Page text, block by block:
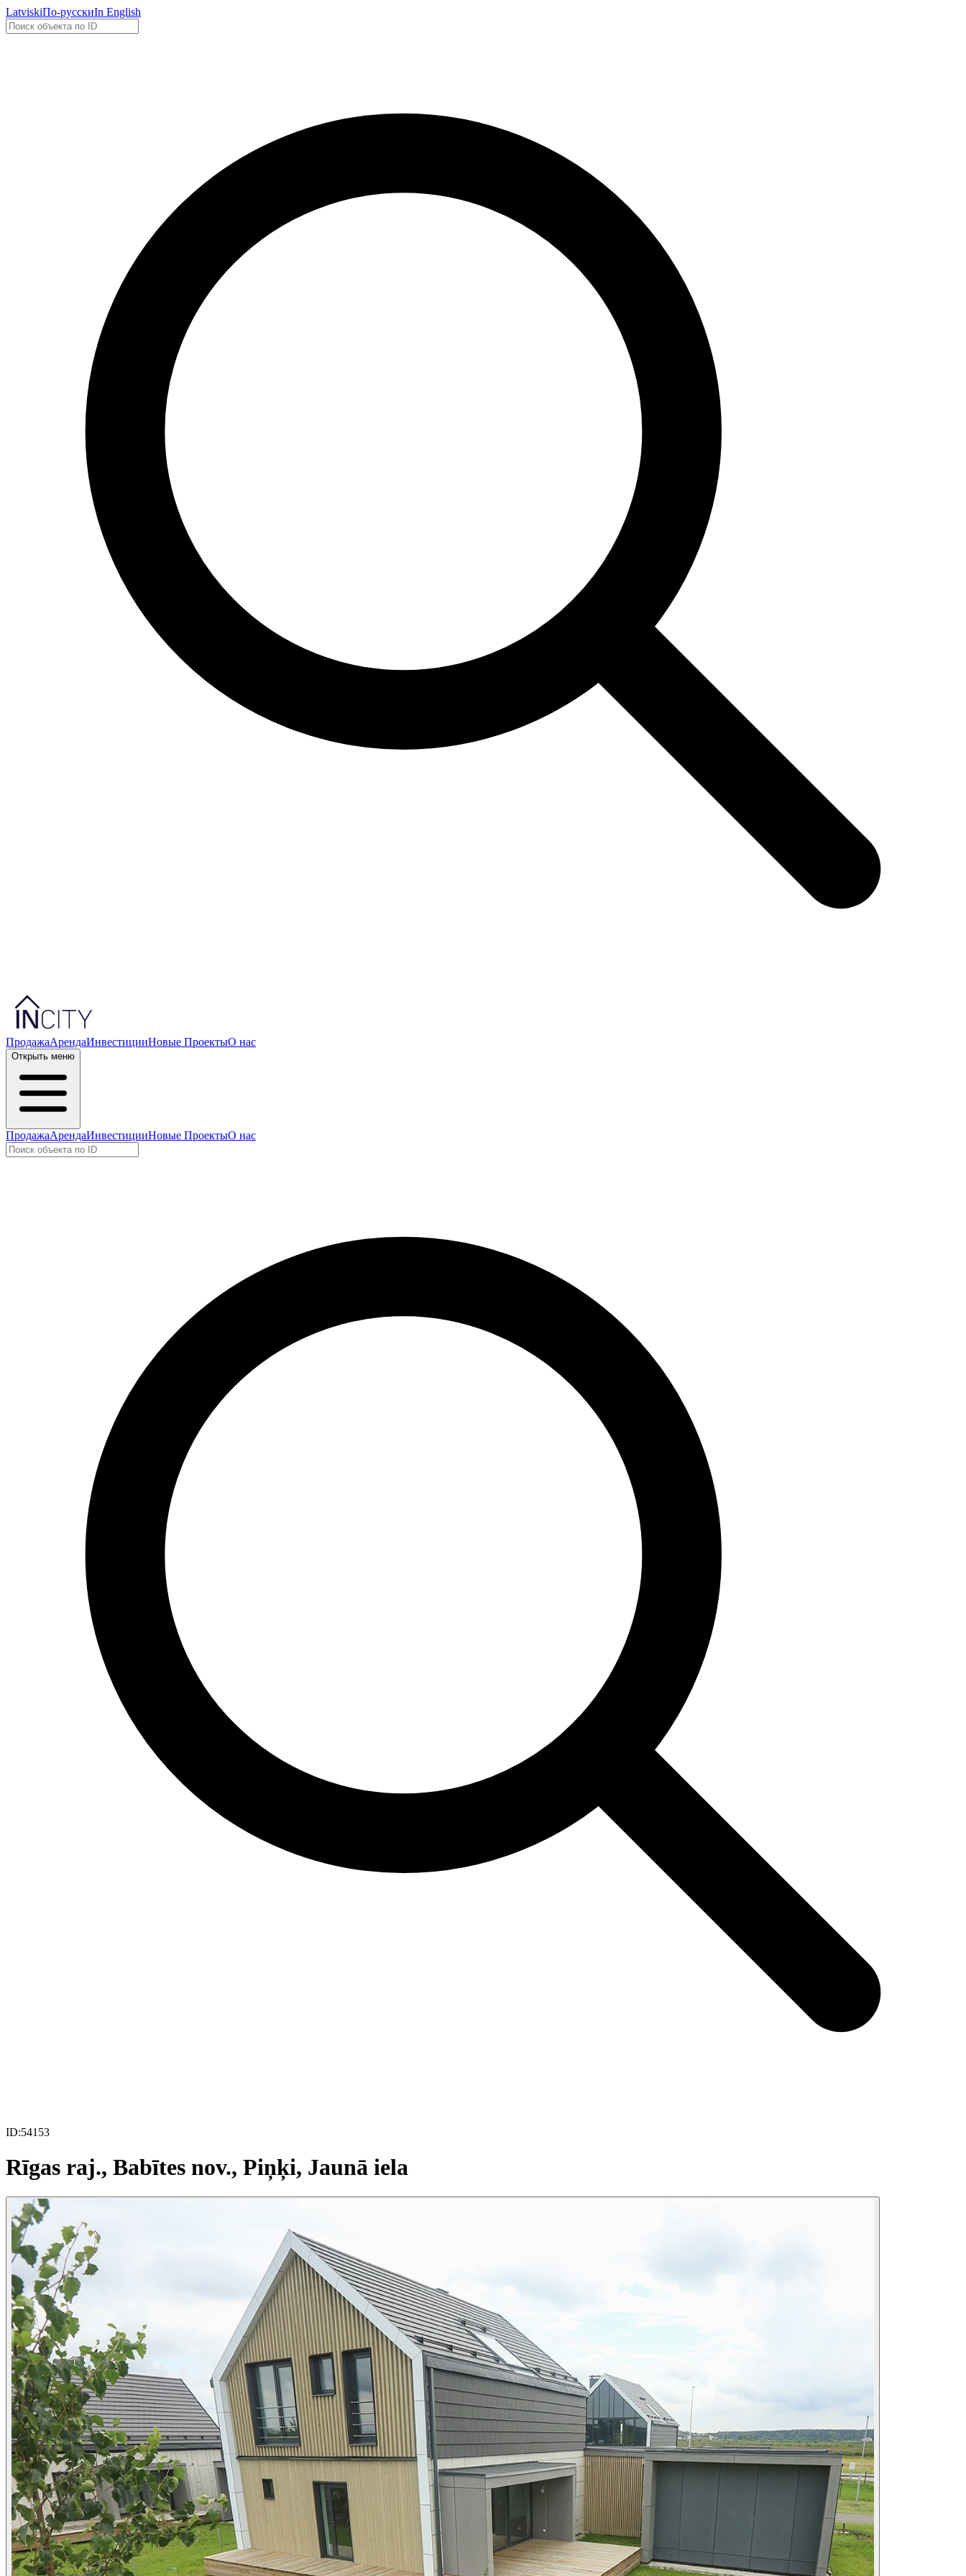
LatviskiПо-русскиIn English
ПродажаАрендаИнвестицииНовые ПроектыО нас
Открыть меню
ПродажаАрендаИнвестицииНовые ПроектыО нас
ID:54153
Rīgas raj., Babītes nov., Piņķi, Jaunā iela